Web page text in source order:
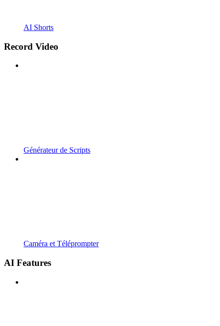
AI Shorts
Record Video
Générateur de Scripts
Caméra et Téléprompter
AI Features